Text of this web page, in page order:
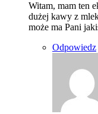
Witam, mam ten
dużej kawy z
może ma Pani
Odpowiedz